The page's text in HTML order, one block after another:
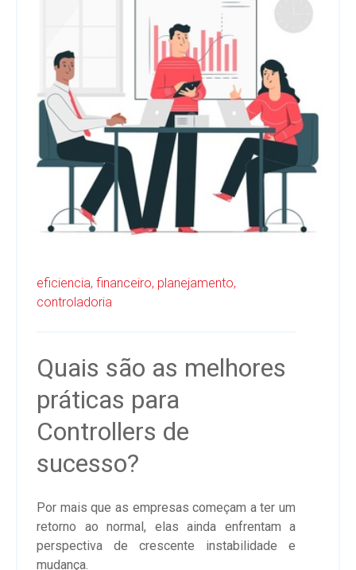
eficiencia, financeiro, planejamento,
controladoria
Quais são as melhores
práticas para
Controllers de
sucesso?
Por mais que as empresas começam a ter um
retorno ao normal, elas ainda enfrentam a
perspectiva de crescente instabilidade e
mudança.